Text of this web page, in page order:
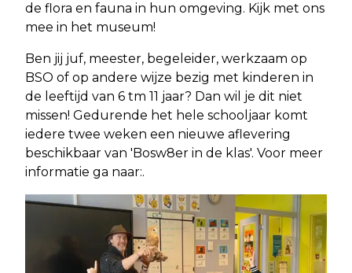
de flora en fauna in hun omgeving. Kijk met ons
mee in het museum!
Ben jij juf, meester, begeleider, werkzaam op
BSO of op andere wijze bezig met kinderen in
de leeftijd van 6 tm 11 jaar? Dan wil je dit niet
missen! Gedurende het hele schooljaar komt
iedere twee weken een nieuwe aflevering
beschikbaar van 'Bosw8er in de klas'. Voor meer
informatie ga naar:.